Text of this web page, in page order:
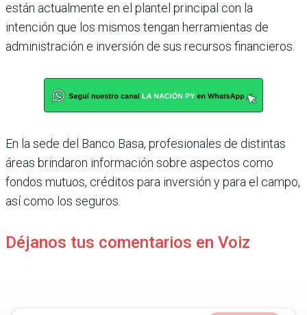
están actualmente en el plantel principal con la
intención que los mismos tengan herramientas de
administración e inversión de sus recursos financieros.
En la sede del Banco Basa, profesionales de distintas
áreas brindaron información sobre aspectos como
fondos mutuos, créditos para inversión y para el campo,
así como los seguros.
Déjanos tus comentarios en Voiz